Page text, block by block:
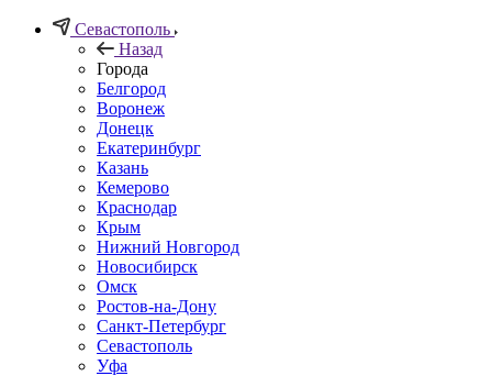
Севастополь
Назад
Города
Белгород
Воронеж
Донецк
Екатеринбург
Казань
Кемерово
Краснодар
Крым
Нижний Новгород
Новосибирск
Омск
Ростов-на-Дону
Санкт-Петербург
Севастополь
Уфа